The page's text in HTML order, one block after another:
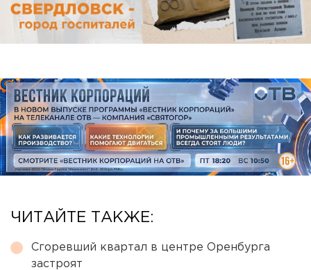
ЧИТАЙТЕ ТАКЖЕ:
Сгоревший квартал в центре Оренбурга
застроят